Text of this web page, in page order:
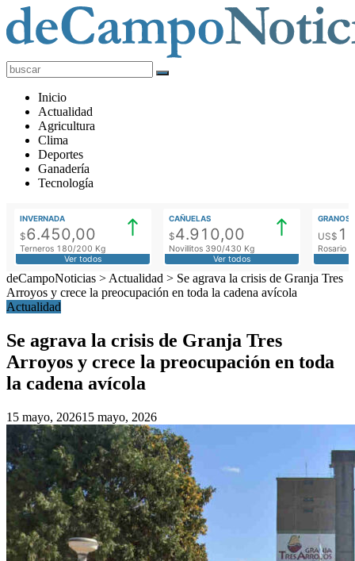
deCampoNoticias
Actualidad
Agropecuaria
Inicio
Actualidad
Agricultura
Clima
Deportes
Ganadería
Tecnología
INVERNADA
$6.450,00
Terneros 180/200 Kg
Ver todos
CAÑUELAS
$4.910,00
Novillitos 390/430 Kg
Ver todos
GRANOS
US$
Rosario
deCampoNoticias > Actualidad > Se agrava la crisis de Granja Tres
Arroyos y crece la preocupación en toda la cadena avícola
Actualidad
Se agrava la crisis de Granja Tres
Arroyos y crece la preocupación en toda
la cadena avícola
15 mayo, 202615 mayo, 2026